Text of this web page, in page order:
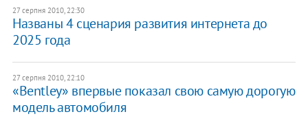
27 серпня 2010, 22:30
Названы 4 сценария развития интернета до
2025 года
27 серпня 2010, 22:10
«Bentley» впервые показал свою самую дорогую
модель автомобиля